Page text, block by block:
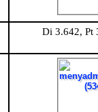
Di 3.642, Pt